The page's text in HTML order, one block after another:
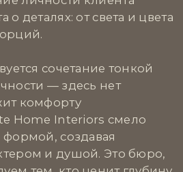
Все права защищены
данных